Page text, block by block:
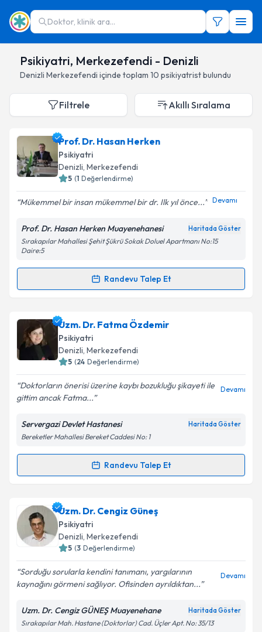
Doktor, klinik ara...
Psikiyatri, Merkezefendi - Denizli
Denizli Merkezefendi içinde toplam 10 psikiyatristbulundu
Filtrele Akıllı Sıralama
Prof. Dr. Hasan Herken
Psikiyatri
Denizli, Merkezefendi
5 (1 Değerlendirme)
Mükemmel bir insan mükemmel bir dr. Ilk yıl önce... Devamı
Prof. Dr. Hasan Herken Muayenehanesi Haritada Göster
Sırakapılar Mahallesi Şehit Şükrü Sokak Doluel Apartmanı No:15
Daire:5
Randevu Talep Et
Randevu Takvimi Talebi
Prof. Dr. Hasan Herkeniçin randevu takvimi talebi
oluşturun. Size bu uzmandan randevu almanız için bir
takvim hazırlandığında e-posta ile bilgilendireceğiz.
Kişisel verilerimin işlenmesine ilişkin
Aydınlatma
Metni'ni okudum ve kişisel verilerimin belirtilen
kapsamda işlenmesini kabul ediyorum.
Uzm. Dr. Fatma Özdemir
Psikiyatri
Denizli, Merkezefendi
5 (24 Değerlendirme)
Doktorların önerisi üzerine kaybı bozukluğu şikayeti ile
gittim ancak Fatma...
Devamı
Servergazi Devlet Hastanesi Haritada Göster
Bereketler Mahallesi Bereket Caddesi No: 1
Randevu Talep Et
Randevu Takvimi Talebi
Uzm. Dr. Fatma Özdemiriçin randevu takvimi talebi
oluşturun. Size bu uzmandan randevu almanız için bir
takvim hazırlandığında e-posta ile bilgilendireceğiz.
Kişisel verilerimin işlenmesine ilişkin
Aydınlatma
Metni'ni okudum ve kişisel verilerimin belirtilen
Uzm. Dr. Cengiz Güneş
Psikiyatri
Denizli, Merkezefendi
5 (3 Değerlendirme)
Sorduğu sorularla kendini tanımanı, yargılarının
kaynağını görmeni sağlıyor. Ofisinden ayrıldıktan...
Devamı
Uzm. Dr. Cengiz GÜNEŞ Muayenehane Haritada Göster
Sırakapılar Mah. Hastane (Doktorlar) Cad. Üçler Apt. No: 35/13